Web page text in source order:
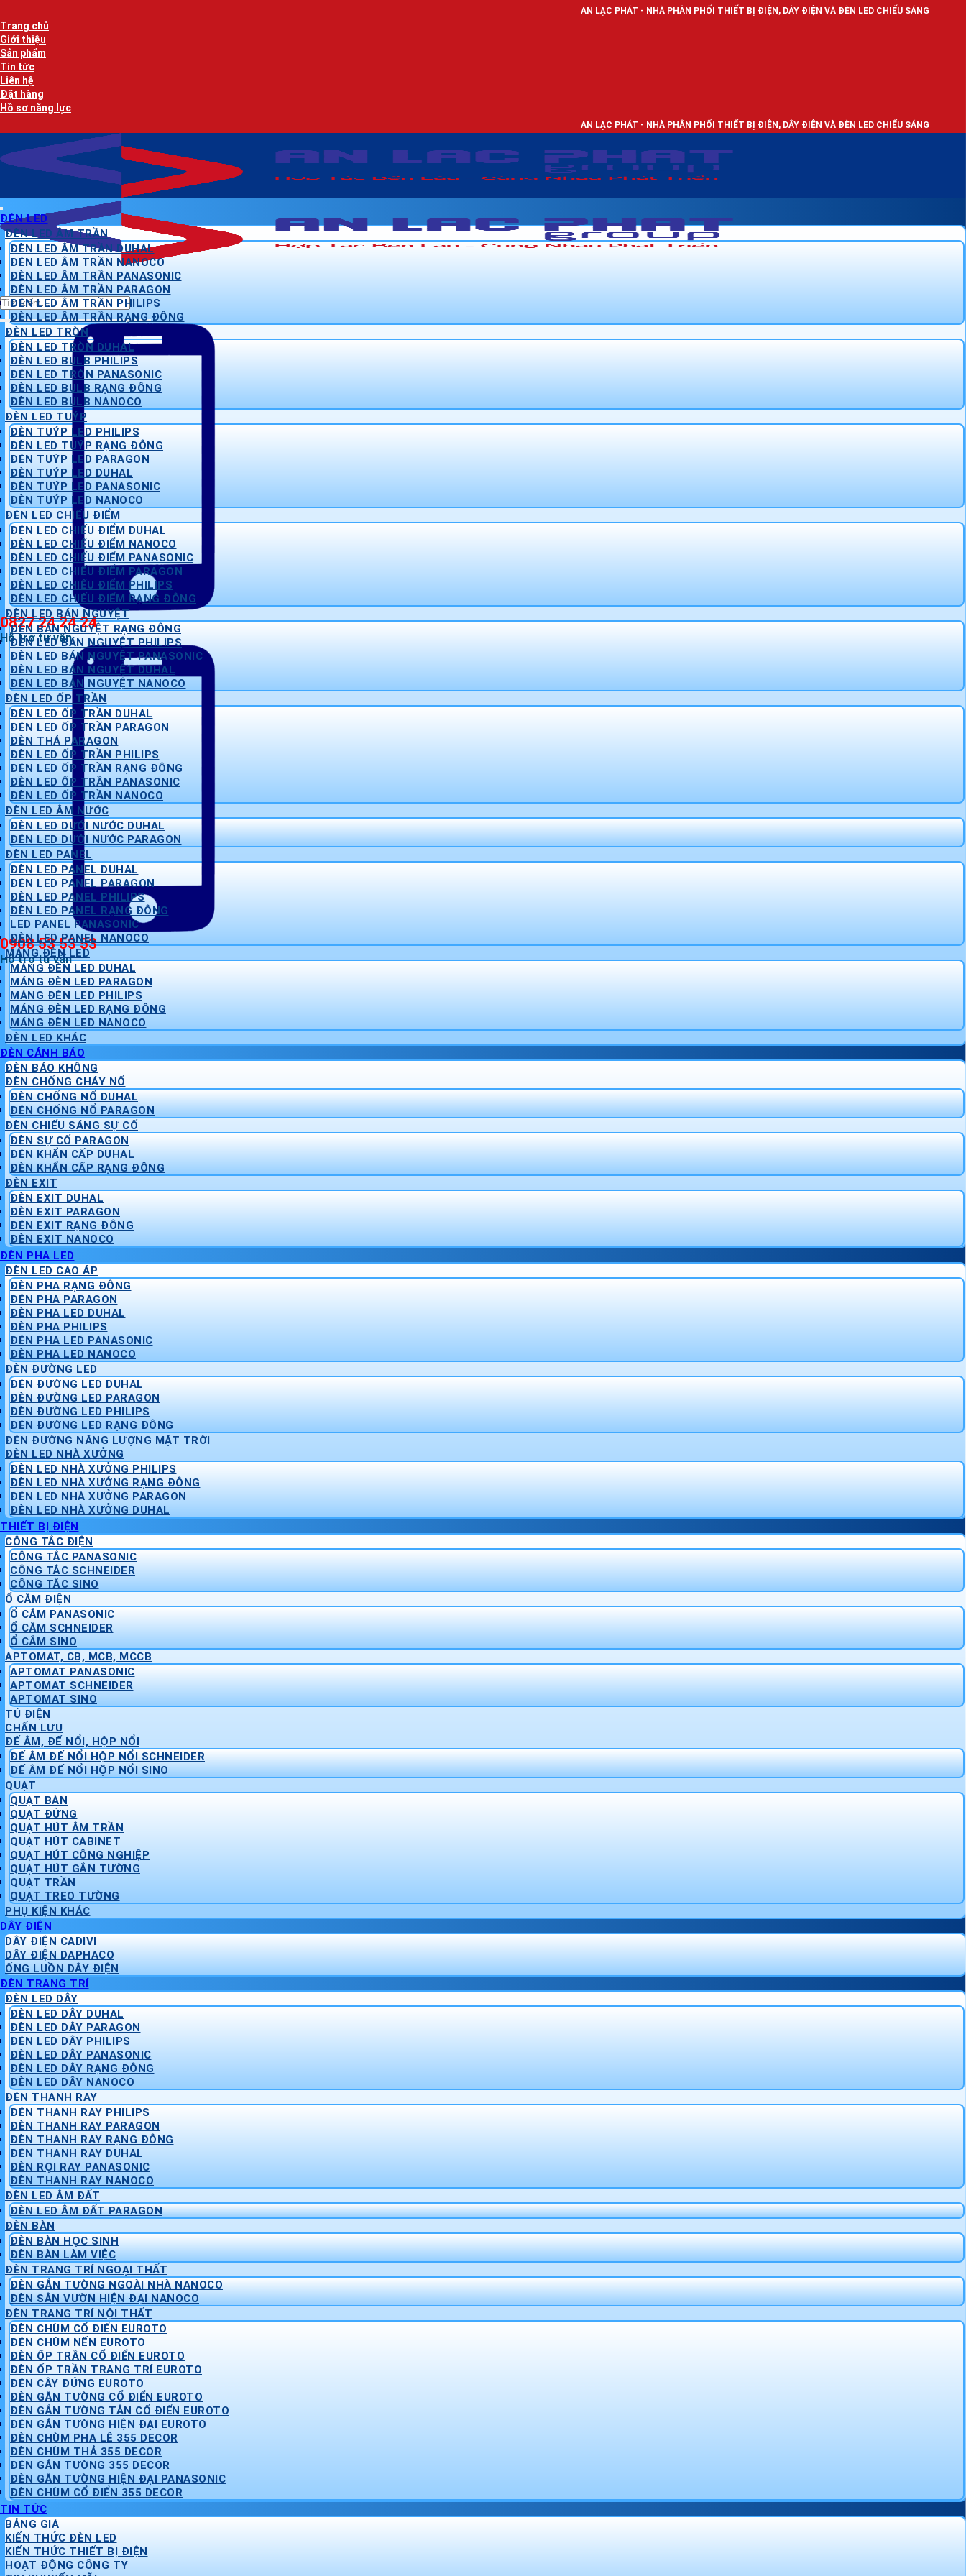
qua
nội
dung
AN LẠC PHÁT - NHÀ PHÂN PHỐI THIẾT BỊ ĐIỆN, DÂY ĐIỆN VÀ ĐÈN LED CHIẾU SÁNG
Trang chủ
Giới thiệu
Sản phẩm
Tin tức
Liên hệ
Đặt hàng
Hồ sơ năng lực
AN LẠC PHÁT - NHÀ PHÂN PHỐI THIẾT BỊ ĐIỆN, DÂY ĐIỆN VÀ ĐÈN LED CHIẾU SÁNG
Tìm
kiếm:
0827 24 24 24
Hỗ trợ tư vấn
0908 53 53 53
Hỗ trợ tư vấn
ĐÈN LED
ĐÈN LED ÂM TRẦN
ĐÈN LED ÂM TRẦN DUHAL
ĐÈN LED ÂM TRẦN NANOCO
ĐÈN LED ÂM TRẦN PANASONIC
ĐÈN LED ÂM TRẦN PARAGON
ĐÈN LED ÂM TRẦN PHILIPS
ĐÈN LED ÂM TRẦN RẠNG ĐÔNG
ĐÈN LED TRÒN
ĐÈN LED TRÒN DUHAL
ĐÈN LED BULB PHILIPS
ĐÈN LED TRÒN PANASONIC
ĐÈN LED BULB RẠNG ĐÔNG
ĐÈN LED BULB NANOCO
ĐÈN LED TUÝP
ĐÈN TUÝP LED PHILIPS
ĐÈN LED TUÝP RẠNG ĐÔNG
ĐÈN TUÝP LED PARAGON
ĐÈN TUÝP LED DUHAL
ĐÈN TUÝP LED PANASONIC
ĐÈN TUÝP LED NANOCO
ĐÈN LED CHIẾU ĐIỂM
ĐÈN LED CHIẾU ĐIỂM DUHAL
ĐÈN LED CHIẾU ĐIỂM NANOCO
ĐÈN LED CHIẾU ĐIỂM PANASONIC
ĐÈN LED CHIẾU ĐIỂM PARAGON
ĐÈN LED CHIẾU ĐIỂM PHILIPS
ĐÈN LED CHIẾU ĐIỂM RẠNG ĐÔNG
ĐÈN LED BÁN NGUYỆT
ĐÈN BÁN NGUYỆT RẠNG ĐÔNG
ĐÈN LED BÁN NGUYỆT PHILIPS
ĐÈN LED BÁN NGUYỆT PANASONIC
ĐÈN LED BÁN NGUYỆT DUHAL
ĐÈN LED BÁN NGUYỆT NANOCO
ĐÈN LED ỐP TRẦN
ĐÈN LED ỐP TRẦN DUHAL
ĐÈN LED ỐP TRẦN PARAGON
ĐÈN THẢ PARAGON
ĐÈN LED ỐP TRẦN PHILIPS
ĐÈN LED ỐP TRẦN RẠNG ĐÔNG
ĐÈN LED ỐP TRẦN PANASONIC
ĐÈN LED ỐP TRẦN NANOCO
ĐÈN LED ÂM NƯỚC
ĐÈN LED DƯỚI NƯỚC DUHAL
ĐÈN LED DƯỚI NƯỚC PARAGON
ĐÈN LED PANEL
ĐÈN LED PANEL DUHAL
ĐÈN LED PANEL PARAGON
ĐÈN LED PANEL PHILIPS
ĐÈN LED PANEL RẠNG ĐÔNG
LED PANEL PANASONIC
ĐÈN LED PANEL NANOCO
MÁNG ĐÈN LED
MÁNG ĐÈN LED DUHAL
MÁNG ĐÈN LED PARAGON
MÁNG ĐÈN LED PHILIPS
MÁNG ĐÈN LED RẠNG ĐÔNG
MÁNG ĐÈN LED NANOCO
ĐÈN LED KHÁC
ĐÈN CẢNH BÁO
ĐÈN BÁO KHÔNG
ĐÈN CHỐNG CHÁY NỔ
ĐÈN CHỐNG NỔ DUHAL
ĐÈN CHỐNG NỔ PARAGON
ĐÈN CHIẾU SÁNG SỰ CỐ
ĐÈN SỰ CỐ PARAGON
ĐÈN KHẨN CẤP DUHAL
ĐÈN KHẨN CẤP RẠNG ĐÔNG
ĐÈN EXIT
ĐÈN EXIT DUHAL
ĐÈN EXIT PARAGON
ĐÈN EXIT RẠNG ĐÔNG
ĐÈN EXIT NANOCO
ĐÈN PHA LED
ĐÈN LED CAO ÁP
ĐÈN PHA RẠNG ĐÔNG
ĐÈN PHA PARAGON
ĐÈN PHA LED DUHAL
ĐÈN PHA PHILIPS
ĐÈN PHA LED PANASONIC
ĐÈN PHA LED NANOCO
ĐÈN ĐƯỜNG LED
ĐÈN ĐƯỜNG LED DUHAL
ĐÈN ĐƯỜNG LED PARAGON
ĐÈN ĐƯỜNG LED PHILIPS
ĐÈN ĐƯỜNG LED RẠNG ĐÔNG
ĐÈN ĐƯỜNG NĂNG LƯỢNG MẶT TRỜI
ĐÈN LED NHÀ XƯỞNG
ĐÈN LED NHÀ XƯỞNG PHILIPS
ĐÈN LED NHÀ XƯỞNG RẠNG ĐÔNG
ĐÈN LED NHÀ XƯỞNG PARAGON
ĐÈN LED NHÀ XƯỞNG DUHAL
THIẾT BỊ ĐIỆN
CÔNG TẮC ĐIỆN
CÔNG TẮC PANASONIC
CÔNG TẮC SCHNEIDER
CÔNG TẮC SINO
Ổ CẮM ĐIỆN
Ổ CẮM PANASONIC
Ổ CẮM SCHNEIDER
Ổ CẮM SINO
APTOMAT, CB, MCB, MCCB
APTOMAT PANASONIC
APTOMAT SCHNEIDER
APTOMAT SINO
TỦ ĐIỆN
CHẤN LƯU
ĐẾ ÂM, ĐẾ NỔI, HỘP NỔI
ĐẾ ÂM ĐẾ NỔI HỘP NỔI SCHNEIDER
ĐẾ ÂM ĐẾ NỔI HỘP NỔI SINO
QUẠT
QUẠT BÀN
QUẠT ĐỨNG
QUẠT HÚT ÂM TRẦN
QUẠT HÚT CABINET
QUẠT HÚT CÔNG NGHIỆP
QUẠT HÚT GẮN TƯỜNG
QUẠT TRẦN
QUẠT TREO TƯỜNG
PHỤ KIỆN KHÁC
DÂY ĐIỆN
DÂY ĐIỆN CADIVI
DÂY ĐIỆN DAPHACO
ỐNG LUỒN DÂY ĐIỆN
ĐÈN TRANG TRÍ
ĐÈN LED DÂY
ĐÈN LED DÂY DUHAL
ĐÈN LED DÂY PARAGON
ĐÈN LED DÂY PHILIPS
ĐÈN LED DÂY PANASONIC
ĐÈN LED DÂY RẠNG ĐÔNG
ĐÈN LED DÂY NANOCO
ĐÈN THANH RAY
ĐÈN THANH RAY PHILIPS
ĐÈN THANH RAY PARAGON
ĐÈN THANH RAY RẠNG ĐÔNG
ĐÈN THANH RAY DUHAL
ĐÈN RỌI RAY PANASONIC
ĐÈN THANH RAY NANOCO
ĐÈN LED ÂM ĐẤT
ĐÈN LED ÂM ĐẤT PARAGON
ĐÈN BÀN
ĐÈN BÀN HỌC SINH
ĐÈN BÀN LÀM VIỆC
ĐÈN TRANG TRÍ NGOẠI THẤT
ĐÈN GẮN TƯỜNG NGOÀI NHÀ NANOCO
ĐÈN SÂN VƯỜN HIỆN ĐẠI NANOCO
ĐÈN TRANG TRÍ NỘI THẤT
ĐÈN CHÙM CỔ ĐIỂN EUROTO
ĐÈN CHÙM NẾN EUROTO
ĐÈN ỐP TRẦN CỔ ĐIỂN EUROTO
ĐÈN ỐP TRẦN TRANG TRÍ EUROTO
ĐÈN CÂY ĐỨNG EUROTO
ĐÈN GẮN TƯỜNG CỔ ĐIỂN EUROTO
ĐÈN GẮN TƯỜNG TÂN CỔ ĐIỂN EUROTO
ĐÈN GẮN TƯỜNG HIỆN ĐẠI EUROTO
ĐÈN CHÙM PHA LÊ 355 DECOR
ĐÈN CHÙM THẢ 355 DECOR
ĐÈN GẮN TƯỜNG 355 DECOR
ĐÈN GẮN TƯỜNG HIỆN ĐẠI PANASONIC
ĐÈN CHÙM CỔ ĐIỂN 355 DECOR
TIN TỨC
BẢNG GIÁ
KIẾN THỨC ĐÈN LED
KIẾN THỨC THIẾT BỊ ĐIỆN
HOẠT ĐỘNG CÔNG TY